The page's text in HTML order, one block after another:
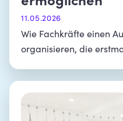
11.05.2026
Wie Fachkräfte einen
organisieren, die